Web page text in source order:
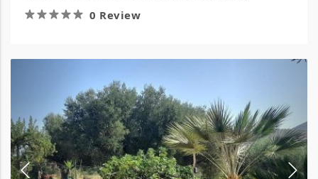
0 Review
Parco
Esmeralda